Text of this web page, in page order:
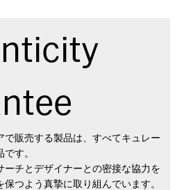
で販売する製品は、すべてキュレー
す。
ーチとデザイナーとの密接な協力を
つよう真摯に取り組んでいます。